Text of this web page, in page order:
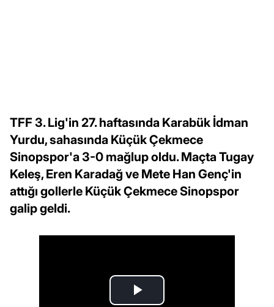
TFF 3. Lig'in 27. haftasında Karabük İdman
Yurdu, sahasında Küçük Çekmece
Sinopspor'a 3-0 mağlup oldu. Maçta Tugay
Keleş, Eren Karadağ ve Mete Han Genç'in
attığı gollerle Küçük Çekmece Sinopspor
galip geldi.